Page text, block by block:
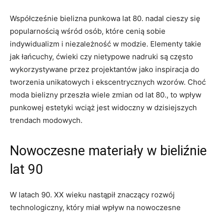
Współcześnie bielizna punkowa lat 80. nadal cieszy się
popularnością wśród osób, które cenią sobie
indywidualizm i‌ niezależność w modzie. Elementy takie
jak łańcuchy, ćwieki czy nietypowe⁤ nadruki są często
wykorzystywane przez‍ projektantów jako inspiracja ‍do
tworzenia unikatowych i ekscentrycznych wzorów.​ Choć
moda bielizny przeszła wiele zmian od lat 80., to ​wpływ
punkowej estetyki wciąż jest widoczny w dzisiejszych
trendach modowych.
Nowoczesne materiały w bieliźnie
lat 90
W latach 90. XX wieku nastąpił znaczący rozwój
technologiczny, który miał wpływ na nowoczesne⁤